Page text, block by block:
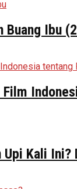
Buang Ibu
Upi Kali